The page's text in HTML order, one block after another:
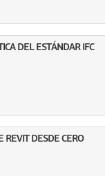
DEL ESTÁNDAR IFC
REVIT DESDE CERO